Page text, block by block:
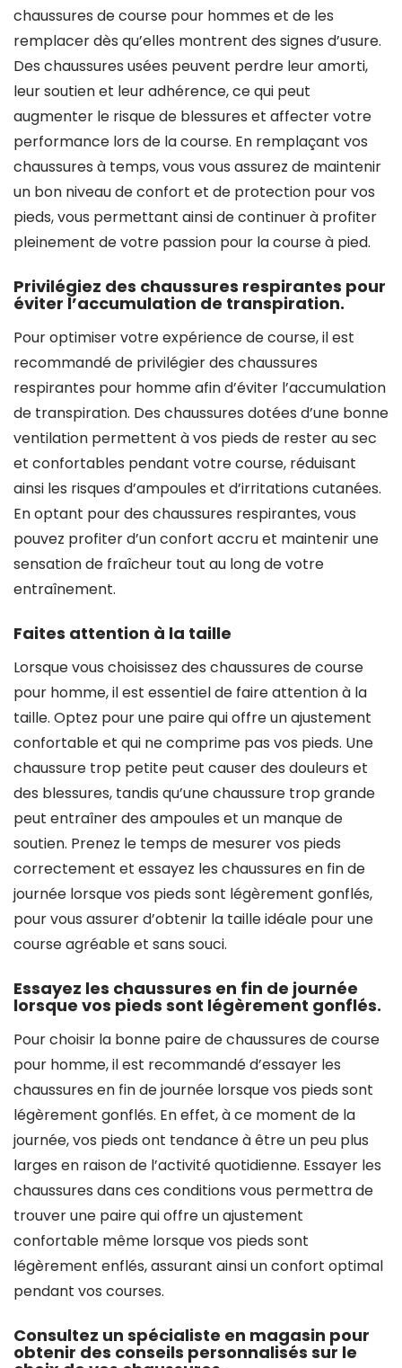
chaussures de course pour hommes et de les
remplacer dès qu’elles montrent des signes d’usure.
Des chaussures usées peuvent perdre leur amorti,
leur soutien et leur adhérence, ce qui peut
augmenter le risque de blessures et affecter votre
performance lors de la course. En remplaçant vos
chaussures à temps, vous vous assurez de maintenir
un bon niveau de confort et de protection pour vos
pieds, vous permettant ainsi de continuer à profiter
pleinement de votre passion pour la course à pied.
Privilégiez des chaussures respirantes pour
éviter l’accumulation de transpiration.
Pour optimiser votre expérience de course, il est
recommandé de privilégier des chaussures
respirantes pour homme afin d’éviter l’accumulation
de transpiration. Des chaussures dotées d’une bonne
ventilation permettent à vos pieds de rester au sec
et confortables pendant votre course, réduisant
ainsi les risques d’ampoules et d’irritations cutanées.
En optant pour des chaussures respirantes, vous
pouvez profiter d’un confort accru et maintenir une
sensation de fraîcheur tout au long de votre
entraînement.
Faites attention à la taille
Lorsque vous choisissez des chaussures de course
pour homme, il est essentiel de faire attention à la
taille. Optez pour une paire qui offre un ajustement
confortable et qui ne comprime pas vos pieds. Une
chaussure trop petite peut causer des douleurs et
des blessures, tandis qu’une chaussure trop grande
peut entraîner des ampoules et un manque de
soutien. Prenez le temps de mesurer vos pieds
correctement et essayez les chaussures en fin de
journée lorsque vos pieds sont légèrement gonflés,
pour vous assurer d’obtenir la taille idéale pour une
course agréable et sans souci.
Essayez les chaussures en fin de journée
lorsque vos pieds sont légèrement gonflés.
Pour choisir la bonne paire de chaussures de course
pour homme, il est recommandé d’essayer les
chaussures en fin de journée lorsque vos pieds sont
légèrement gonflés. En effet, à ce moment de la
journée, vos pieds ont tendance à être un peu plus
larges en raison de l’activité quotidienne. Essayer les
chaussures dans ces conditions vous permettra de
trouver une paire qui offre un ajustement
confortable même lorsque vos pieds sont
légèrement enflés, assurant ainsi un confort optimal
pendant vos courses.
Consultez un spécialiste en magasin pour
obtenir des conseils personnalisés sur le